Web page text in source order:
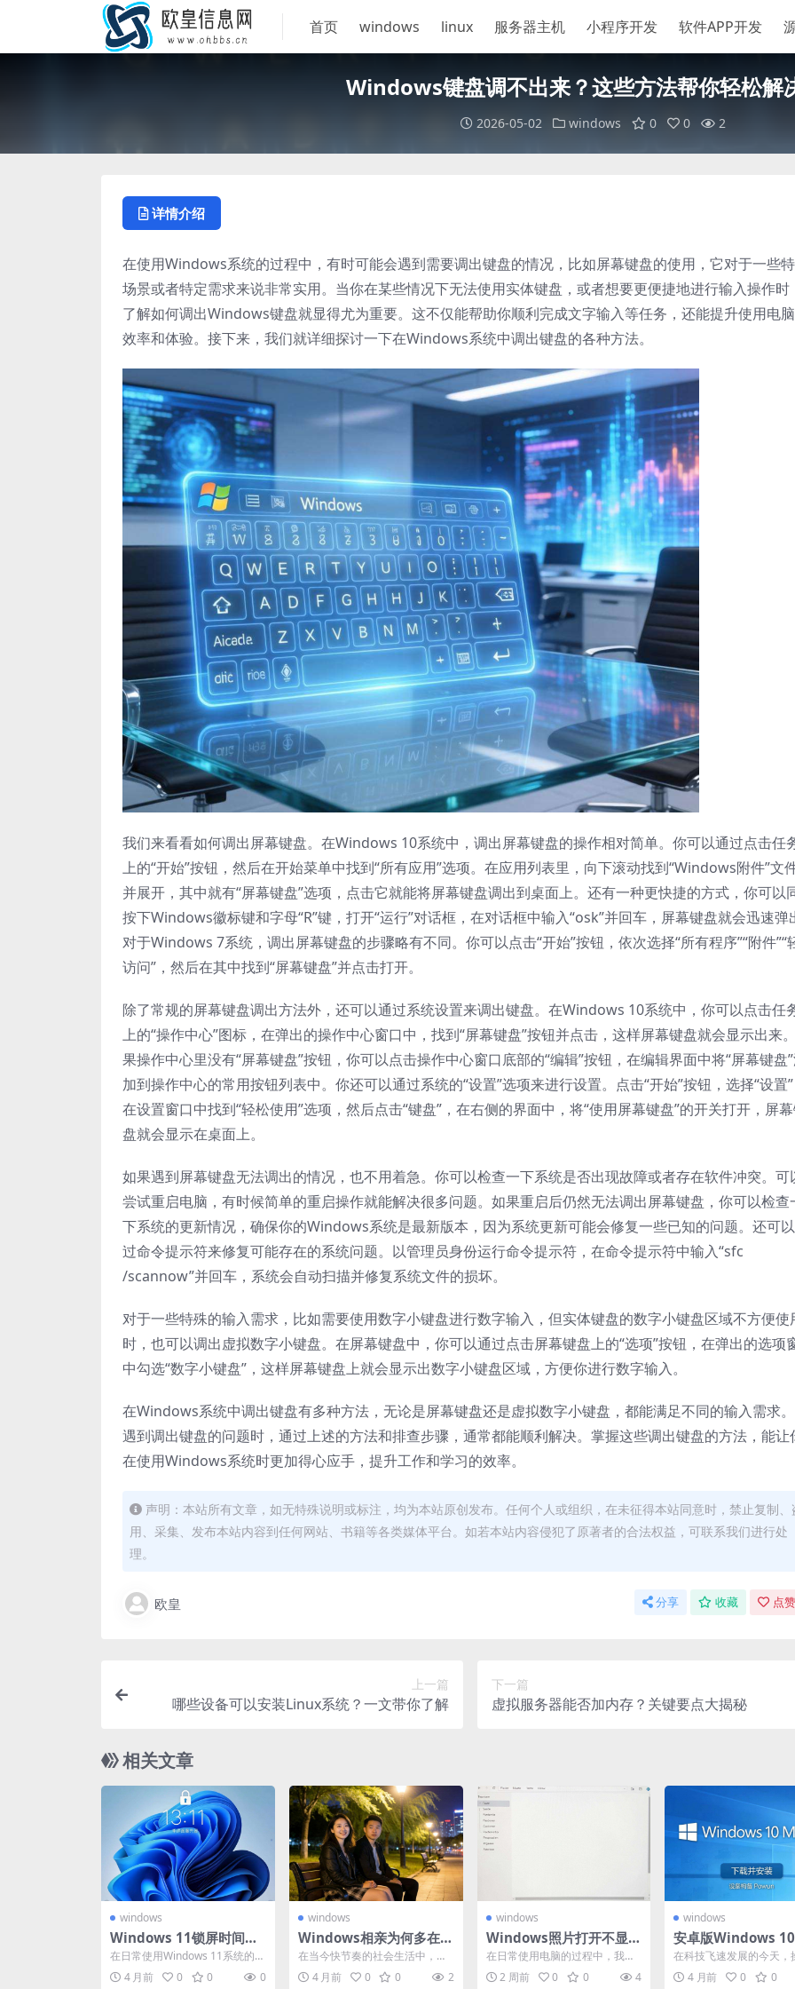
首页 windows linux 服务器主机 小程序开发 软件APP开发
Windows键盘调不出来？这些方法帮你轻松解
2026-05-02 windows 0 0 2
详情介绍
在使用Windows系统的过程中，有时可能会遇到需要调出键盘的情况，比如屏幕键盘的使用，它对于一些
场景或者特定需求来说非常实用。当你在某些情况下无法使用实体键盘，或者想要更便捷地进行输入操作时
了解如何调出Windows键盘就显得尤为重要。这不仅能帮助你顺利完成文字输入等任务，还能提升使用电
效率和体验。接下来，我们就详细探讨一下在Windows系统中调出键盘的各种方法。
我们来看看如何调出屏幕键盘。在Windows 10系统中，调出屏幕键盘的操作相对简单。你可以通过点击任
上的“开始”按钮，然后在开始菜单中找到“所有应用”选项。在应用列表里，向下滚动找到“Windows附件”文
并展开，其中就有“屏幕键盘”选项，点击它就能将屏幕键盘调出到桌面上。还有一种更快捷的方式，你可以
按下Windows徽标键和字母“R”键，打开“运行”对话框，在对话框中输入“osk”并回车，屏幕键盘就会迅速弹
对于Windows 7系统，调出屏幕键盘的步骤略有不同。你可以点击“开始”按钮，依次选择“所有程序”“附件”“
访问”，然后在其中找到“屏幕键盘”并点击打开。
除了常规的屏幕键盘调出方法外，还可以通过系统设置来调出键盘。在Windows 10系统中，你可以点击任
上的“操作中心”图标，在弹出的操作中心窗口中，找到“屏幕键盘”按钮并点击，这样屏幕键盘就会显示出来
果操作中心里没有“屏幕键盘”按钮，你可以点击操作中心窗口底部的“编辑”按钮，在编辑界面中将“屏幕键盘
加到操作中心的常用按钮列表中。你还可以通过系统的“设置”选项来进行设置。点击“开始”按钮，选择“设置”
在设置窗口中找到“轻松使用”选项，然后点击“键盘”，在右侧的界面中，将“使用屏幕键盘”的开关打开，屏
盘就会显示在桌面上。
如果遇到屏幕键盘无法调出的情况，也不用着急。你可以检查一下系统是否出现故障或者存在软件冲突。可
尝试重启电脑，有时候简单的重启操作就能解决很多问题。如果重启后仍然无法调出屏幕键盘，你可以检查
下系统的更新情况，确保你的Windows系统是最新版本，因为系统更新可能会修复一些已知的问题。还可
过命令提示符来修复可能存在的系统问题。以管理员身份运行命令提示符，在命令提示符中输入“sfc
/scannow”并回车，系统会自动扫描并修复系统文件的损坏。
对于一些特殊的输入需求，比如需要使用数字小键盘进行数字输入，但实体键盘的数字小键盘区域不方便使
时，也可以调出虚拟数字小键盘。在屏幕键盘中，你可以通过点击屏幕键盘上的“选项”按钮，在弹出的选项
中勾选“数字小键盘”，这样屏幕键盘上就会显示出数字小键盘区域，方便你进行数字输入。
在Windows系统中调出键盘有多种方法，无论是屏幕键盘还是虚拟数字小键盘，都能满足不同的输入需求
遇到调出键盘的问题时，通过上述的方法和排查步骤，通常都能顺利解决。掌握这些调出键盘的方法，能让
在使用Windows系统时更加得心应手，提升工作和学习的效率。
声明：本站所有文章，如无特殊说明或标注，均为本站原创发布。任何个人或组织，在未征得本站同意时，禁止复制、
用、采集、发布本站内容到任何网站、书籍等各类媒体平台。如若本站内容侵犯了原著者的合法权益，可联系我们进行处
理。
欧皇 分享 收藏 点
上一篇
哪些设备可以安装Linux系统？一文带你了解
下一篇
虚拟服务器能否加内存？关键要点大揭秘
相关文章
windows
Windows 11锁屏时间设
置方法大揭秘，速来掌
握！
在日常使用Windows 11系统的过
程中，合理设置锁屏时间是一项
非常实用的操作...
4 月前 0 0 0
windows
Windows相亲为何多在晚
上？背后原因大揭秘
在当今快节奏的社会生活中，相
亲已然成为了许多人寻找人生伴
侣的重要途径。而在众多相...
4 月前 0 0 2
windows
Windows照片打开不显示
怎么办？解决方法大揭
秘！
在日常使用电脑的过程中，我们
常常会遇到各种问题，其中以Wi
ndows照片应用无法...
2 周前 0 0 4
windows
安卓版Windows 10
安装全攻略
在科技飞速发展的今天，
统的多样化满足了不同用
求。对于一些安卓设备用
4 月前 0 0